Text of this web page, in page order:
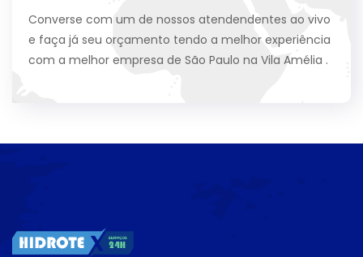
Converse com um de nossos atendendentes ao vivo
e faça já seu orçamento tendo a melhor experiência
com a melhor empresa de São Paulo na Vila Amélia .